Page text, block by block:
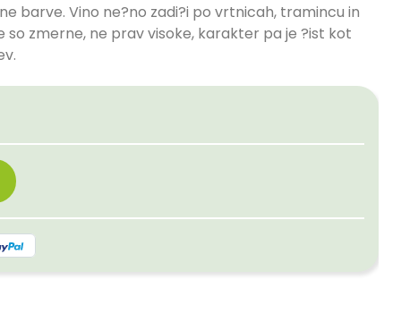
barve. Vino ne?no zadi?i po vrtnicah, tramincu in
so zmerne, ne prav visoke, karakter pa je ?ist kot